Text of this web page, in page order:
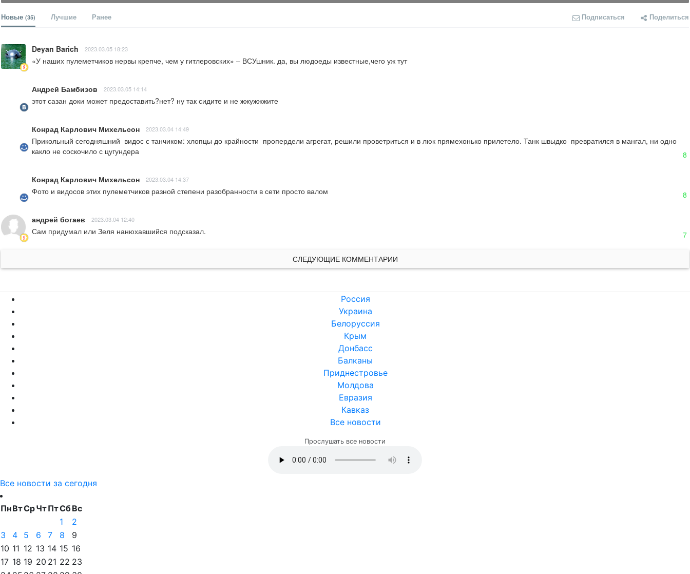
Новые (35) Лучшие Ранее Подписаться Поделиться
Deyan Barich 2023.03.05 18:23
«У наших пулеметчиков нервы крепче, чем у гитлеровских» – ВСУшник. да, вы людоеды известные,чего уж тут
Андрей Бамбизов 2023.03.05 14:14
этот сазан доки может предоставить?нет? ну так сидите и не жжужжжите
Конрад Карлович Михельсон 2023.03.04 14:49
Прикольный сегодняшний  видос с танчиком: хлопцы до крайности  пропердели агрегат, решили проветриться и в люк прямехонько прилетело. Танк швыдко  превратился в мангал, ни одно
какло не соскочило с цугундера
8
Конрад Карлович Михельсон 2023.03.04 14:37
Фото и видосов этих пулеметчиков разной степени разобранности в сети просто валом 8
андрей богаев 2023.03.04 12:40
Сам придумал или Зеля нанюхавшийся подсказал. 7
СЛЕДУЮЩИЕ КОММЕНТАРИИ
Россия
Украина
Белоруссия
Крым
Донбасс
Балканы
Приднестровье
Молдова
Евразия
Кавказ
Все новости
Прослушать все новости
Все новости за сегодня
ПнВтСрЧтПтСбВс
1
2
3
4 5 6 7 8
9
10 11 12 13 14 15 16
17 18 19 20 21 22 23